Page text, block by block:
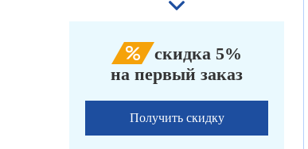
скидка 5%
на первый заказ
Получить скидку